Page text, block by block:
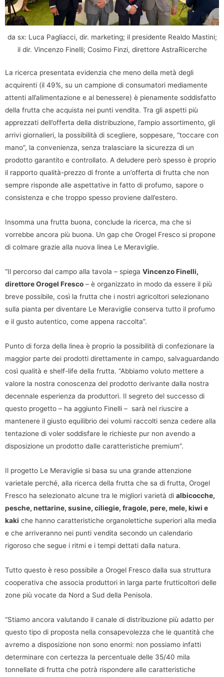
da sx: Luca Pagliacci, dir. marketing; il presidente Realdo Mastini;
il dir. Vincenzo Finelli; Cosimo Finzi, direttore AstraRicerche
La ricerca presentata evidenzia che meno della metà degli
acquirenti (il 49%, su un campione di consumatori mediamente
attenti all’alimentazione e al benessere) è pienamente soddisfatto
della frutta che acquista nei punti vendita. Tra gli aspetti più
apprezzati dell’offerta della distribuzione, l’ampio assortimento, gli
arrivi giornalieri, la possibilità di scegliere, soppesare, “toccare con
mano”, la convenienza, senza tralasciare la sicurezza di un
prodotto garantito e controllato. A deludere però spesso è proprio
il rapporto qualità-prezzo di fronte a un’offerta di frutta che non
sempre risponde alle aspettative in fatto di profumo, sapore o
consistenza e che troppo spesso proviene dall’estero.
Insomma una frutta buona, conclude la ricerca, ma che si
vorrebbe ancora più buona. Un gap che Orogel Fresco si propone
di colmare grazie alla nuova linea Le Meraviglie.
“Il percorso dal campo alla tavola – spiega Vincenzo Finelli,
direttore Orogel Fresco – è organizzato in modo da essere il più
breve possibile, così la frutta che i nostri agricoltori selezionano
sulla pianta per diventare Le Meraviglie conserva tutto il profumo
e il gusto autentico, come appena raccolta”.
Punto di forza della linea è proprio la possibilità di confezionare la
maggior parte dei prodotti direttamente in campo, salvaguardando
così qualità e shelf-life della frutta. “Abbiamo voluto mettere a
valore la nostra conoscenza del prodotto derivante dalla nostra
decennale esperienza da produttori. Il segreto del successo di
questo progetto – ha aggiunto Finelli – sarà nel riuscire a
mantenere il giusto equilibrio dei volumi raccolti senza cedere alla
tentazione di voler soddisfare le richieste pur non avendo a
disposizione un prodotto dalle caratteristiche premium”.
Il progetto Le Meraviglie si basa su una grande attenzione
varietale perché, alla ricerca della frutta che sa di frutta, Orogel
Fresco ha selezionato alcune tra le migliori varietà di albicocche,
pesche, nettarine, susine, ciliegie, fragole, pere, mele, kiwi e
kaki che hanno caratteristiche organolettiche superiori alla media
e che arriveranno nei punti vendita secondo un calendario
rigoroso che segue i ritmi e i tempi dettati dalla natura.
Tutto questo è reso possibile a Orogel Fresco dalla sua struttura
cooperativa che associa produttori in larga parte frutticoltori delle
zone più vocate da Nord a Sud della Penisola.
“Stiamo ancora valutando il canale di distribuzione più adatto per
questo tipo di proposta nella consapevolezza che le quantità che
avremo a disposizione non sono enormi: non possiamo infatti
determinare con certezza la percentuale delle 35/40 mila
tonnellate di frutta che potrà rispondere alle caratteristiche